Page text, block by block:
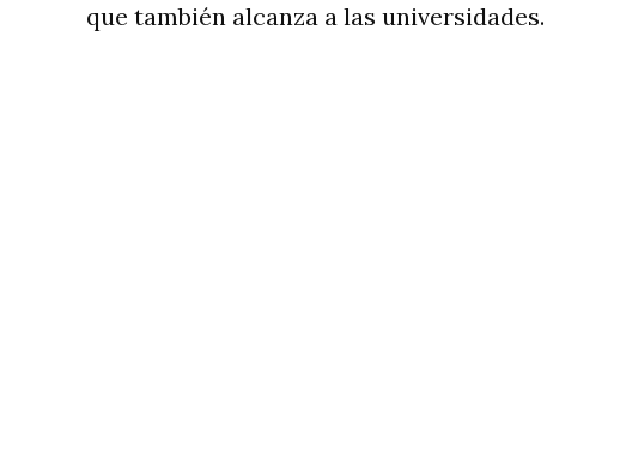
que también alcanza a las universidades.